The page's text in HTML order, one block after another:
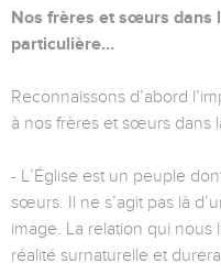
Nos frères et sœurs dans
particulière…
Reconnaissons d’abord
à nos frères et sœurs dans
- L’Église est un peuple
sœurs. Il ne s’agit pas là
image. La relation qui nous
réalité surnaturelle et